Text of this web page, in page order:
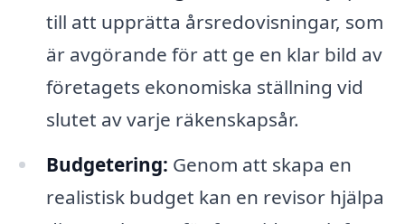
till att upprätta årsredovisningar, som
är avgörande för att ge en klar bild av
företagets ekonomiska ställning vid
slutet av varje räkenskapsår.
Budgetering: Genom att skapa en
realistisk budget kan en revisor hjälpa